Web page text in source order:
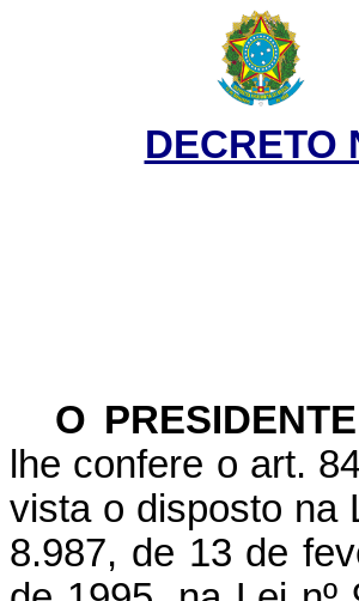
DECRETO
O
lhe confere o art.
vista o disposto na
8.987, de 13 de